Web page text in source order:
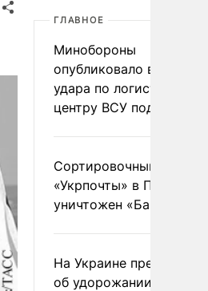
ГЛАВНОЕ
Минобороны
опубликовало видео
удара по
центру ВСУ под Киевом
Сортировочный пункт
«Укрпочты» в
уничтожен
На Украине
об удорожании